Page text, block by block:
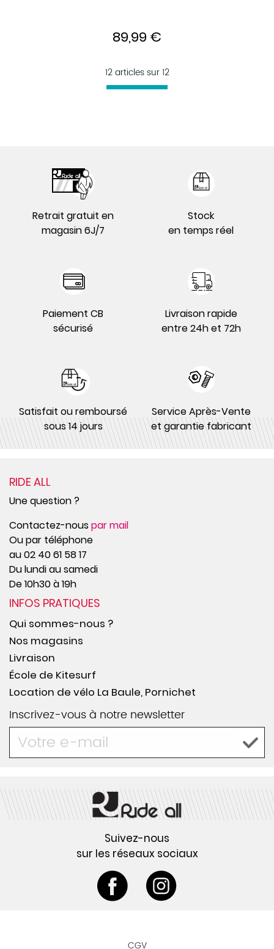
89,99 €
12 articles sur12
Retrait gratuit en
magasin 6J/7
Stock
en temps réel
Paiement CB
sécurisé
Livraison rapide
entre 24h et 72h
Satisfait ou remboursé
sous 14 jours
Service Après-Vente
et garantie fabricant
RIDE ALL
Une question ?
Contactez-nouspar mail
Ou par téléphone
au 02 40 61 58 17
Du lundi au samedi
De 10h30 à 19h
INFOS PRATIQUES
Qui sommes-nous ?
Nos magasins
Livraison
École de Kitesurf
Location de vélo La Baule, Pornichet
Inscrivez-vous à notre newsletter
Suivez-nous
sur les réseaux sociaux
CGV